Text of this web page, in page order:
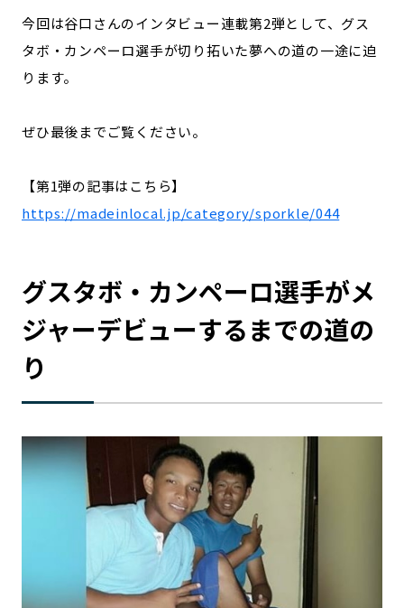
お問い合わせ 会社概要
今回は谷口さんのインタビュー連載第2弾として、グス
タボ・カンペーロ選手が切り拓いた夢への道の一途に迫
ります。
ぜひ最後までご覧ください。
【第1弾の記事はこちら】
https://madeinlocal.jp/category/sporkle/044
グスタボ・カンペーロ選手がメ
ジャーデビューするまでの道の
り